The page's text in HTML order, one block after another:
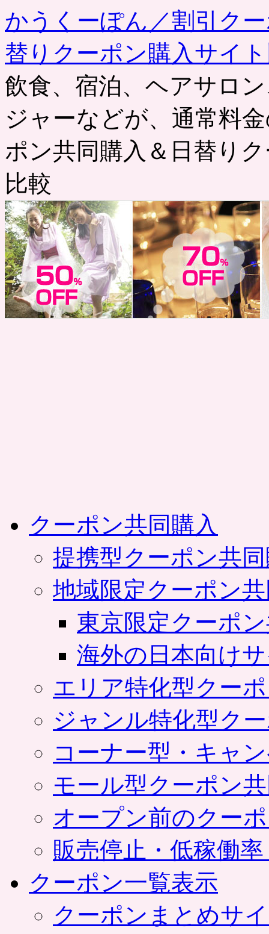
かうくーぽん／割引ク
替りクーポン購入サイ
飲食、宿泊、ヘアサロ
ジャーなどが、通常料
ポン共同購入＆日替り
比較
クーポン共同購入
提携型クーポン共
地域限定クーポン
東京限定クーポ
海外の日本向け
エリア特化型クー
ジャンル特化型ク
コーナー型・キャ
モール型クーポン
オープン前のクー
販売停止・低稼働
クーポン一覧表示
クーポンまとめサ